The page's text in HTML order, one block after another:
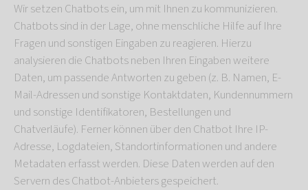
Wir setzen Chatbots ein, um mit Ihnen zu kommunizieren.
Chatbots sind in der Lage, ohne menschliche Hilfe auf Ihre
Fragen und sonstigen Eingaben zu reagieren. Hierzu
analysieren die Chatbots neben Ihren Eingaben weitere
Daten, um passende Antworten zu geben (z. B. Namen, E-
Mail-Adressen und sonstige Kontaktdaten, Kundennummern
und sonstige Identifikatoren, Bestellungen und
Chatverläufe). Ferner können über den Chatbot Ihre IP-
Adresse, Logdateien, Standortinformationen und andere
Metadaten erfasst werden. Diese Daten werden auf den
Servern des Chatbot-Anbieters gespeichert.